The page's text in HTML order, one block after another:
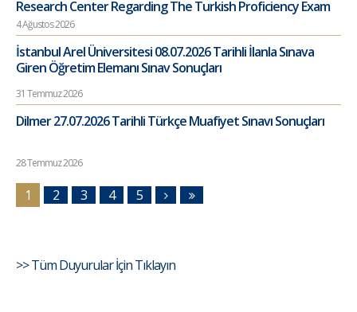
Research Center Regarding The Turkish Proficiency Exam
4 Ağustos 2026
İstanbul Arel Üniversitesi 08.07.2026 Tarihli İlanla Sınava
Giren Öğretim Elemanı Sınav Sonuçları
31 Temmuz 2026
Dilmer 27.07.2026 Tarihli Türkçe Muafiyet Sınavı Sonuçları
28 Temmuz 2026
1 2 3 4 5
>> Tüm Duyurular İçin Tıklayın